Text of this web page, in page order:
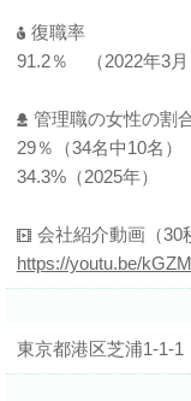
復職率
91.2％ （2022年3月
管理職の女性の割
29％（34名中10名）
34.3%（2025年）
会社紹介動画（30
https://youtu.be/
東京都港区芝浦1-1-